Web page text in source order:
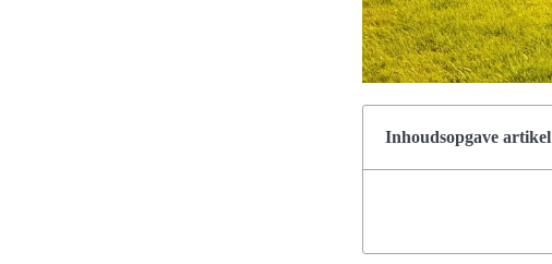
Inhoudsopgave artikel